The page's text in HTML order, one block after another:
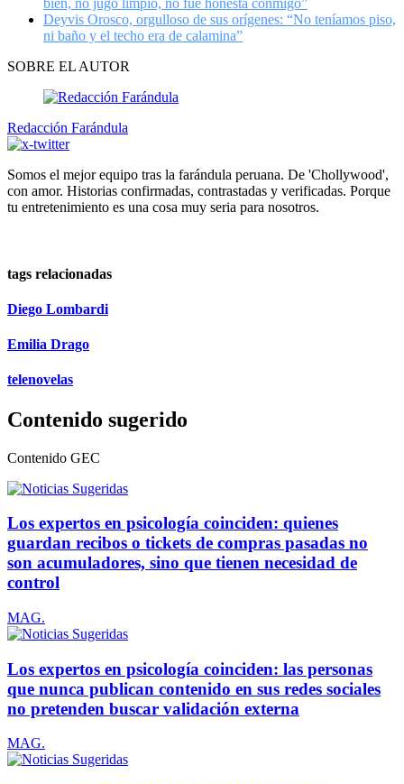
bien, no jugó limpio, no fue honesta conmigo”
Deyvis Orosco, orgulloso de sus orígenes: “No teníamos piso,
ni baño y el techo era de calamina”
SOBRE EL AUTOR
Redacción Farándula
Somos el mejor equipo tras la farándula peruana. De 'Chollywood',
con amor. Historias confirmadas, contrastadas y verificadas. Porque
tu entretenimiento es una cosa muy seria para nosotros.
tags relacionadas
Diego Lombardi
Emilia Drago
telenovelas
Contenido sugerido
Contenido GEC
Los expertos en psicología coinciden: quienes
guardan recibos o tickets de compras pasadas no
son acumuladores, sino que tienen necesidad de
control
MAG.
Los expertos en psicología coinciden: las personas
que nunca publican contenido en sus redes sociales
no pretenden buscar validación externa
MAG.